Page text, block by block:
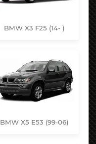
BMW X3 F25 (14- )
BMW X5 E53 (99-06)